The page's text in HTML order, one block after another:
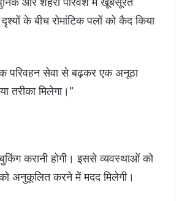
के बीच रोमांटिक पलों को कैद किया
परिवहन सेवा से बढ़कर एक अनूठा
तरीका मिलेगा।”
करानी होगी। इससे व्यवस्थाओं को
अनुकूलित करने में मदद मिलेगी।